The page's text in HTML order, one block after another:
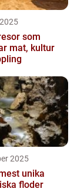
som
mat, kultur
2025
unika
floder